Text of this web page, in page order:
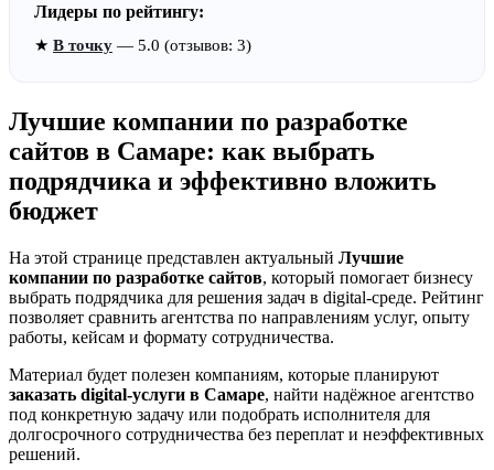
Лидеры по рейтингу:
★ В точку — 5.0 (отзывов: 3)
Лучшие компании по разработке
сайтов в Самаре: как выбрать
подрядчика и эффективно вложить
бюджет
На этой странице представлен актуальный Лучшие
компании по разработке сайтов, который помогает бизнесу
выбрать подрядчика для решения задач в digital-среде. Рейтинг
позволяет сравнить агентства по направлениям услуг, опыту
работы, кейсам и формату сотрудничества.
Материал будет полезен компаниям, которые планируют
заказать digital-услуги в Самаре, найти надёжное агентство
под конкретную задачу или подобрать исполнителя для
долгосрочного сотрудничества без переплат и неэффективных
решений.